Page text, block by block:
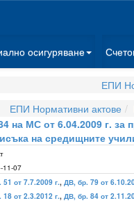
осигуряване
ЕПИ
ЕПИ Нормативни актове
на МС от 6.04.2009 г. за
на средищните
11-07
51 от 7.7.2009 г., ДВ, бр. 79 от
18 от 2.3.2012 г., ДВ, бр. 84 от